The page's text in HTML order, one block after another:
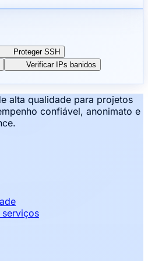
Proteger SSH
Verificar IPs banidos
alta qualidade para projetos
confiável, anonimato e